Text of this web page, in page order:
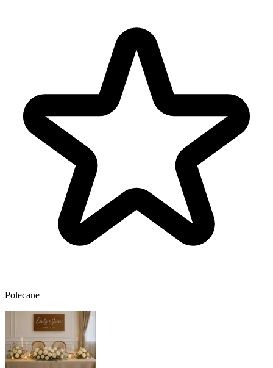
Polecane